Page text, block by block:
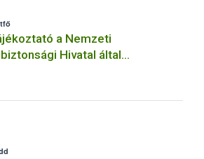
a Nemzeti
Hivatal által
felügyeleti
(FELIR) kapcsolódó